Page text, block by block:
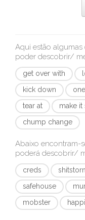
Aqui estão algumas
poder descobrir/
get over with
kick down
tear at
make it
chump change
Abaixo encontram-
poderá descobrir/
creds
safehouse
mobster